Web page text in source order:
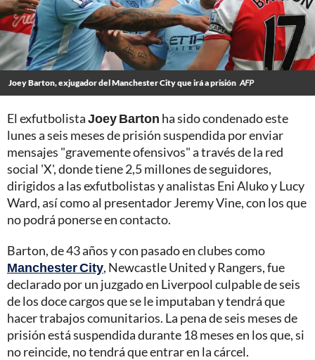
Joey Barton, exjugador del Manchester City que irá a prisión AFP
El exfutbolistaJoey Barton ha sido condenado este
lunes a seis meses de prisión suspendida por enviar
mensajes "gravemente ofensivos" a través de la red
social 'X', donde tiene 2,5 millones de seguidores,
dirigidos a las exfutbolistas y analistas Eni Aluko y Lucy
Ward, así como al presentador Jeremy Vine, con los que
no podrá ponerse en contacto.
Barton, de 43 años y con pasado en clubes como
Manchester City, Newcastle United y Rangers, fue
declarado por un juzgado en Liverpool culpable de seis
de los doce cargos que se le imputaban y tendrá que
hacer trabajos comunitarios. La pena de seis meses de
prisión está suspendida durante 18 meses en los que, si
no reincide, no tendrá que entrar en la cárcel.